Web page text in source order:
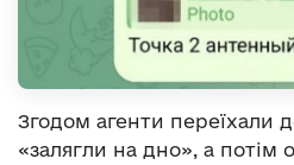
Згодом агенти переїхали
«залягли на дно», а потім